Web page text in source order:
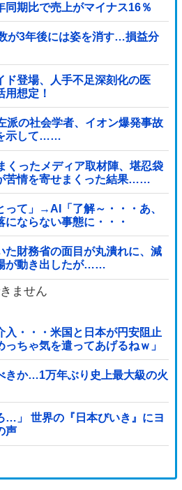
同期比で売上がマイナス16％
が3年後には姿を消す…損益分
ド登場、人手不足深刻化の医
想定！
派の社会学者、イオン爆発事故
示して……
くったメディア取材陣、堪忍袋
苦情を寄せまくった結果……
って」→AI「了解～・・・あ、
ならない事態に・・・
た財務省の面目が丸潰れに、減
が動き出したが……
ません
入・・・米国と日本が円安阻止
ちゃ気を遣ってあげるねｗ」
・・」
きか…1万年ぶり史上最大級の火
…」 世界の『日本びいき』にヨ
声